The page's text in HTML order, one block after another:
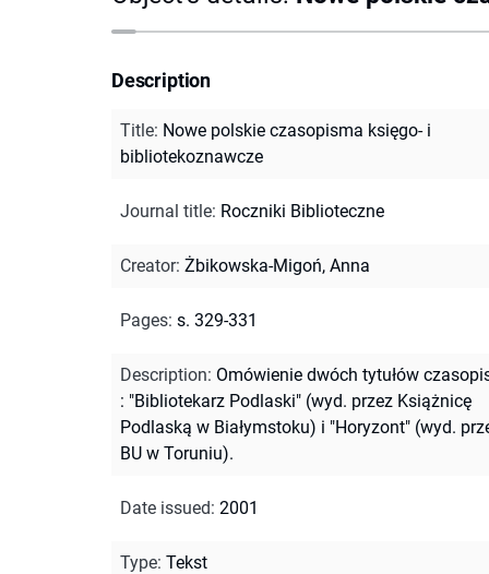
Description
Title: Nowe polskie czasopisma księgo- i
bibliotekoznawcze
Journal title: Roczniki Biblioteczne
Creator: Żbikowska-Migoń, Anna
Pages: s. 329-331
Description: Omówienie dwóch tytułów
: "Bibliotekarz Podlaski" (wyd. przez Książnicę
Podlaską w Białymstoku) i "Horyzont" (wyd.
BU w Toruniu).
Date issued: 2001
Type: Tekst